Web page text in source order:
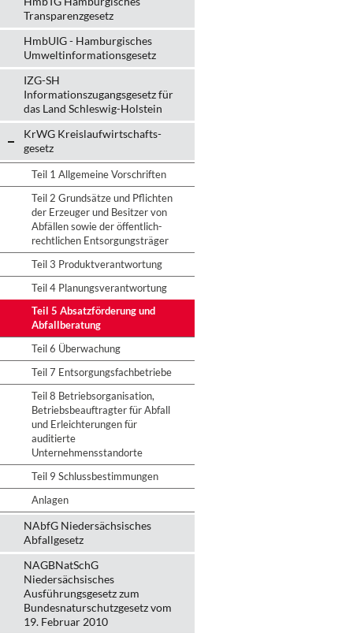
Transparenzgesetz
HmbUIG - Hamburgisches
Umweltinformationsgesetz
IZG-SH
Informationszugangsgesetz für
das Land Schleswig-Holstein
KrWG Kreislaufwirtschafts­
gesetz
Teil 1 Allgemeine Vorschriften
Teil 2 Grundsätze und Pflichten
der Erzeuger und Besitzer von
Abfällen sowie der öffentlich-
rechtlichen Entsorgungsträger
Teil 3 Produktverantwortung
Teil 4 Planungsverantwortung
Teil 5 Absatzförderung und
Abfallberatung
Teil 6 Überwachung
Teil 7 Entsorgungsfachbetriebe
Teil 8 Betriebsorganisation,
Betriebsbeauftragter für Abfall
und Erleichterungen für
auditierte
Unternehmensstandorte
Teil 9 Schlussbestimmungen
Anlagen
NAbfG Niedersächsisches
Abfallgesetz
NAGBNatSchG
Niedersächsisches
Ausführungsgesetz zum
Bundesnaturschutzgesetz vom
19. Februar 2010